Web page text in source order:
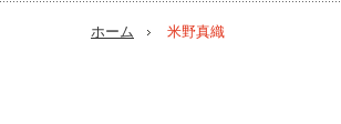
ホーム 米野真織